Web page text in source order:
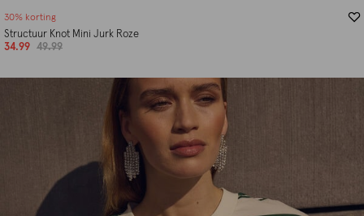
30% korting
Structuur Knot Mini Jurk Roze
34.99
49.99